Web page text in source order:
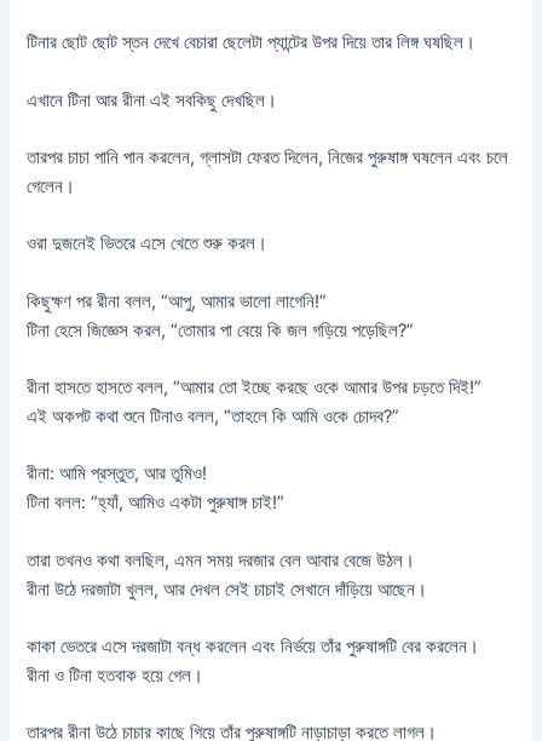
টিনার ছোট ছোট স্তন দেখে বেচারা ছেলেটা প্যান্টের উপর দিয়ে তার লিঙ্গ ঘষছিল।
এখানে টিনা আর রীনা এই সবকিছু দেখছিল।
তারপর চাচা পানি পান করলেন, গ্লাসটা ফেরত দিলেন, নিজের পুরুষাঙ্গ ঘষলেন এবং চলে
গেলেন।
ওরা দুজনেই ভিতরে এসে খেতে শুরু করল।
কিছুক্ষণ পর রীনা বলল, “আপু, আমার ভালো লাগেনি!”
টিনা হেসে জিজ্ঞেস করল, “তোমার পা বেয়ে কি জল গড়িয়ে পড়েছিল?”
রীনা হাসতে হাসতে বলল, “আমার তো ইচ্ছে করছে ওকে আমার উপর চড়তে দিই!”
এই অকপট কথা শুনে টিনাও বলল, “তাহলে কি আমি ওকে চোদব?”
রীনা: আমি প্রস্তুত, আর তুমিও!
টিনা বলল: “হ্যাঁ, আমিও একটা পুরুষাঙ্গ চাই!”
তারা তখনও কথা বলছিল, এমন সময় দরজার বেল আবার বেজে উঠল।
রীনা উঠে দরজাটা খুলল, আর দেখল সেই চাচাই সেখানে দাঁড়িয়ে আছেন।
কাকা ভেতরে এসে দরজাটা বন্ধ করলেন এবং নির্ভয়ে তাঁর পুরুষাঙ্গটি বের করলেন।
রীনা ও টিনা হতবাক হয়ে গেল।
তারপর রীনা উঠে চাচার কাছে গিয়ে তাঁর পুরুষাঙ্গটি নাড়াচাড়া করতে লাগল।